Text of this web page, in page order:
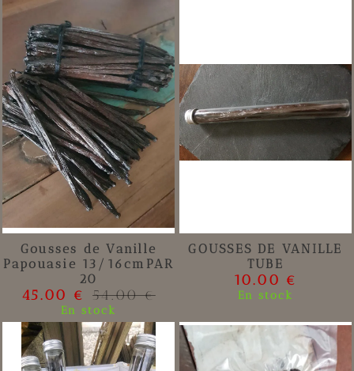
Gousses de Vanille
Papouasie 13/16cmPAR
20
45.00 € 54.00 €
En stock
GOUSSES DE VANILLE
TUBE
10.00 €
En stock